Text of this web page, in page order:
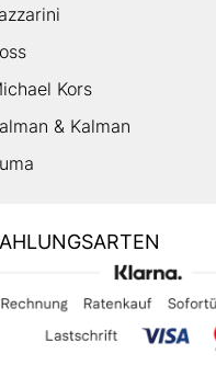
Kors
& Kalman